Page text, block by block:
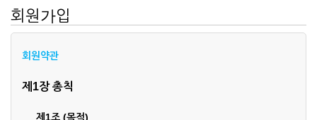
회원가입
회원약관
제1장 총칙
제1조 (목적)